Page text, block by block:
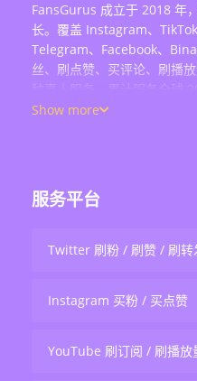
FansGurus 成立于 2018 年
长。覆盖 Instagram、
Telegram、Facebook、
丝、刷点赞、买评论、刷播
种真人服务，累计服务全球
Show more
服务平台
Twitter 刷粉 / 刷赞 / 刷转
Instagram 买粉 / 买点赞
YouTube 刷订阅 / 刷播放